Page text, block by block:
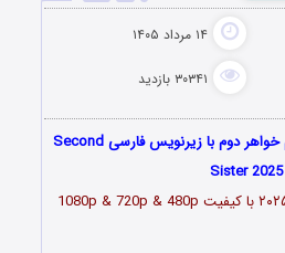
۱۴ مرداد ۱۴۰۵
۳۰۳۴۱ بازدید
دانلود و تماشای آنلاین فیلم خواهر دوم با زیرنویس فارسی Second
Sister 2025